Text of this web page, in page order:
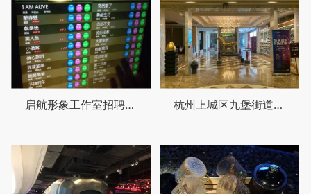
启航形象工作室招聘条件（形象启航工作室招聘标准及要求） 杭州上城区九堡街道附近酒吧招聘点歌公主,还有哪些职位